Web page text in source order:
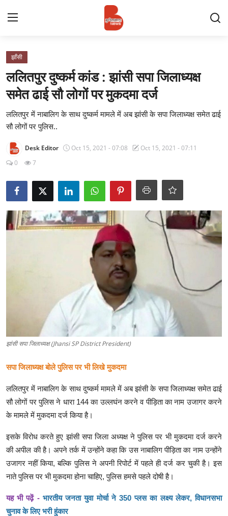
Contact
प्रमुख ख़बर
राज्य
बुन्देलखण्ड
वीडियो
झाँसी
ललितपुर दुष्कर्म कांड : झांसी सपा जिलाध्यक्ष
समेत ढाई सौ लोगों पर मुकदमा दर्ज
ललितपुर में नाबालिग के साथ दुष्कर्म मामले में अब झांसी के सपा जिलाध्यक्ष समेत ढाई
सौ लोगों पर पुलिस..
Desk Editor Oct 15, 2021 - 07:08
Oct 15, 2021 - 07:11
0
7
झांसी सपा जिलाध्यक्ष (Jhansi SP District President)
सपा जिलाध्यक्ष बोले पुलिस पर भी लिखे मुकदमा
ललितपुर में नाबालिग के साथ दुष्कर्म मामले में अब झांसी के सपा जिलाध्यक्ष समेत ढाई
सौ लोगों पर पुलिस ने धारा 144 का उल्लघंन करने व पीड़िता का नाम उजागर करने
के मामले में मुकदमा दर्ज किया है।
इसके विरोध करते हुए झांसी सपा जिला अध्यक्ष ने पुलिस पर भी मुकदमा दर्ज करने
की अपील की है। अपने तर्क में उन्होंने कहा कि उस नाबालिग पीड़िता का नाम उन्होंने
उजागर नहीं किया, बल्कि पुलिस ने अपनी रिपोर्ट में पहले ही दर्ज कर चुकी है। इस
नाते पुलिस पर भी मुकदमा होना चाहिए, पुलिस हमसे पहले दोषी है।
यह भी पढ़ें - भारतीय जनता युवा मोर्चा ने 350 प्लस का लक्ष्य लेकर, विधानसभा
चुनाव के लिए भरी हुंकार